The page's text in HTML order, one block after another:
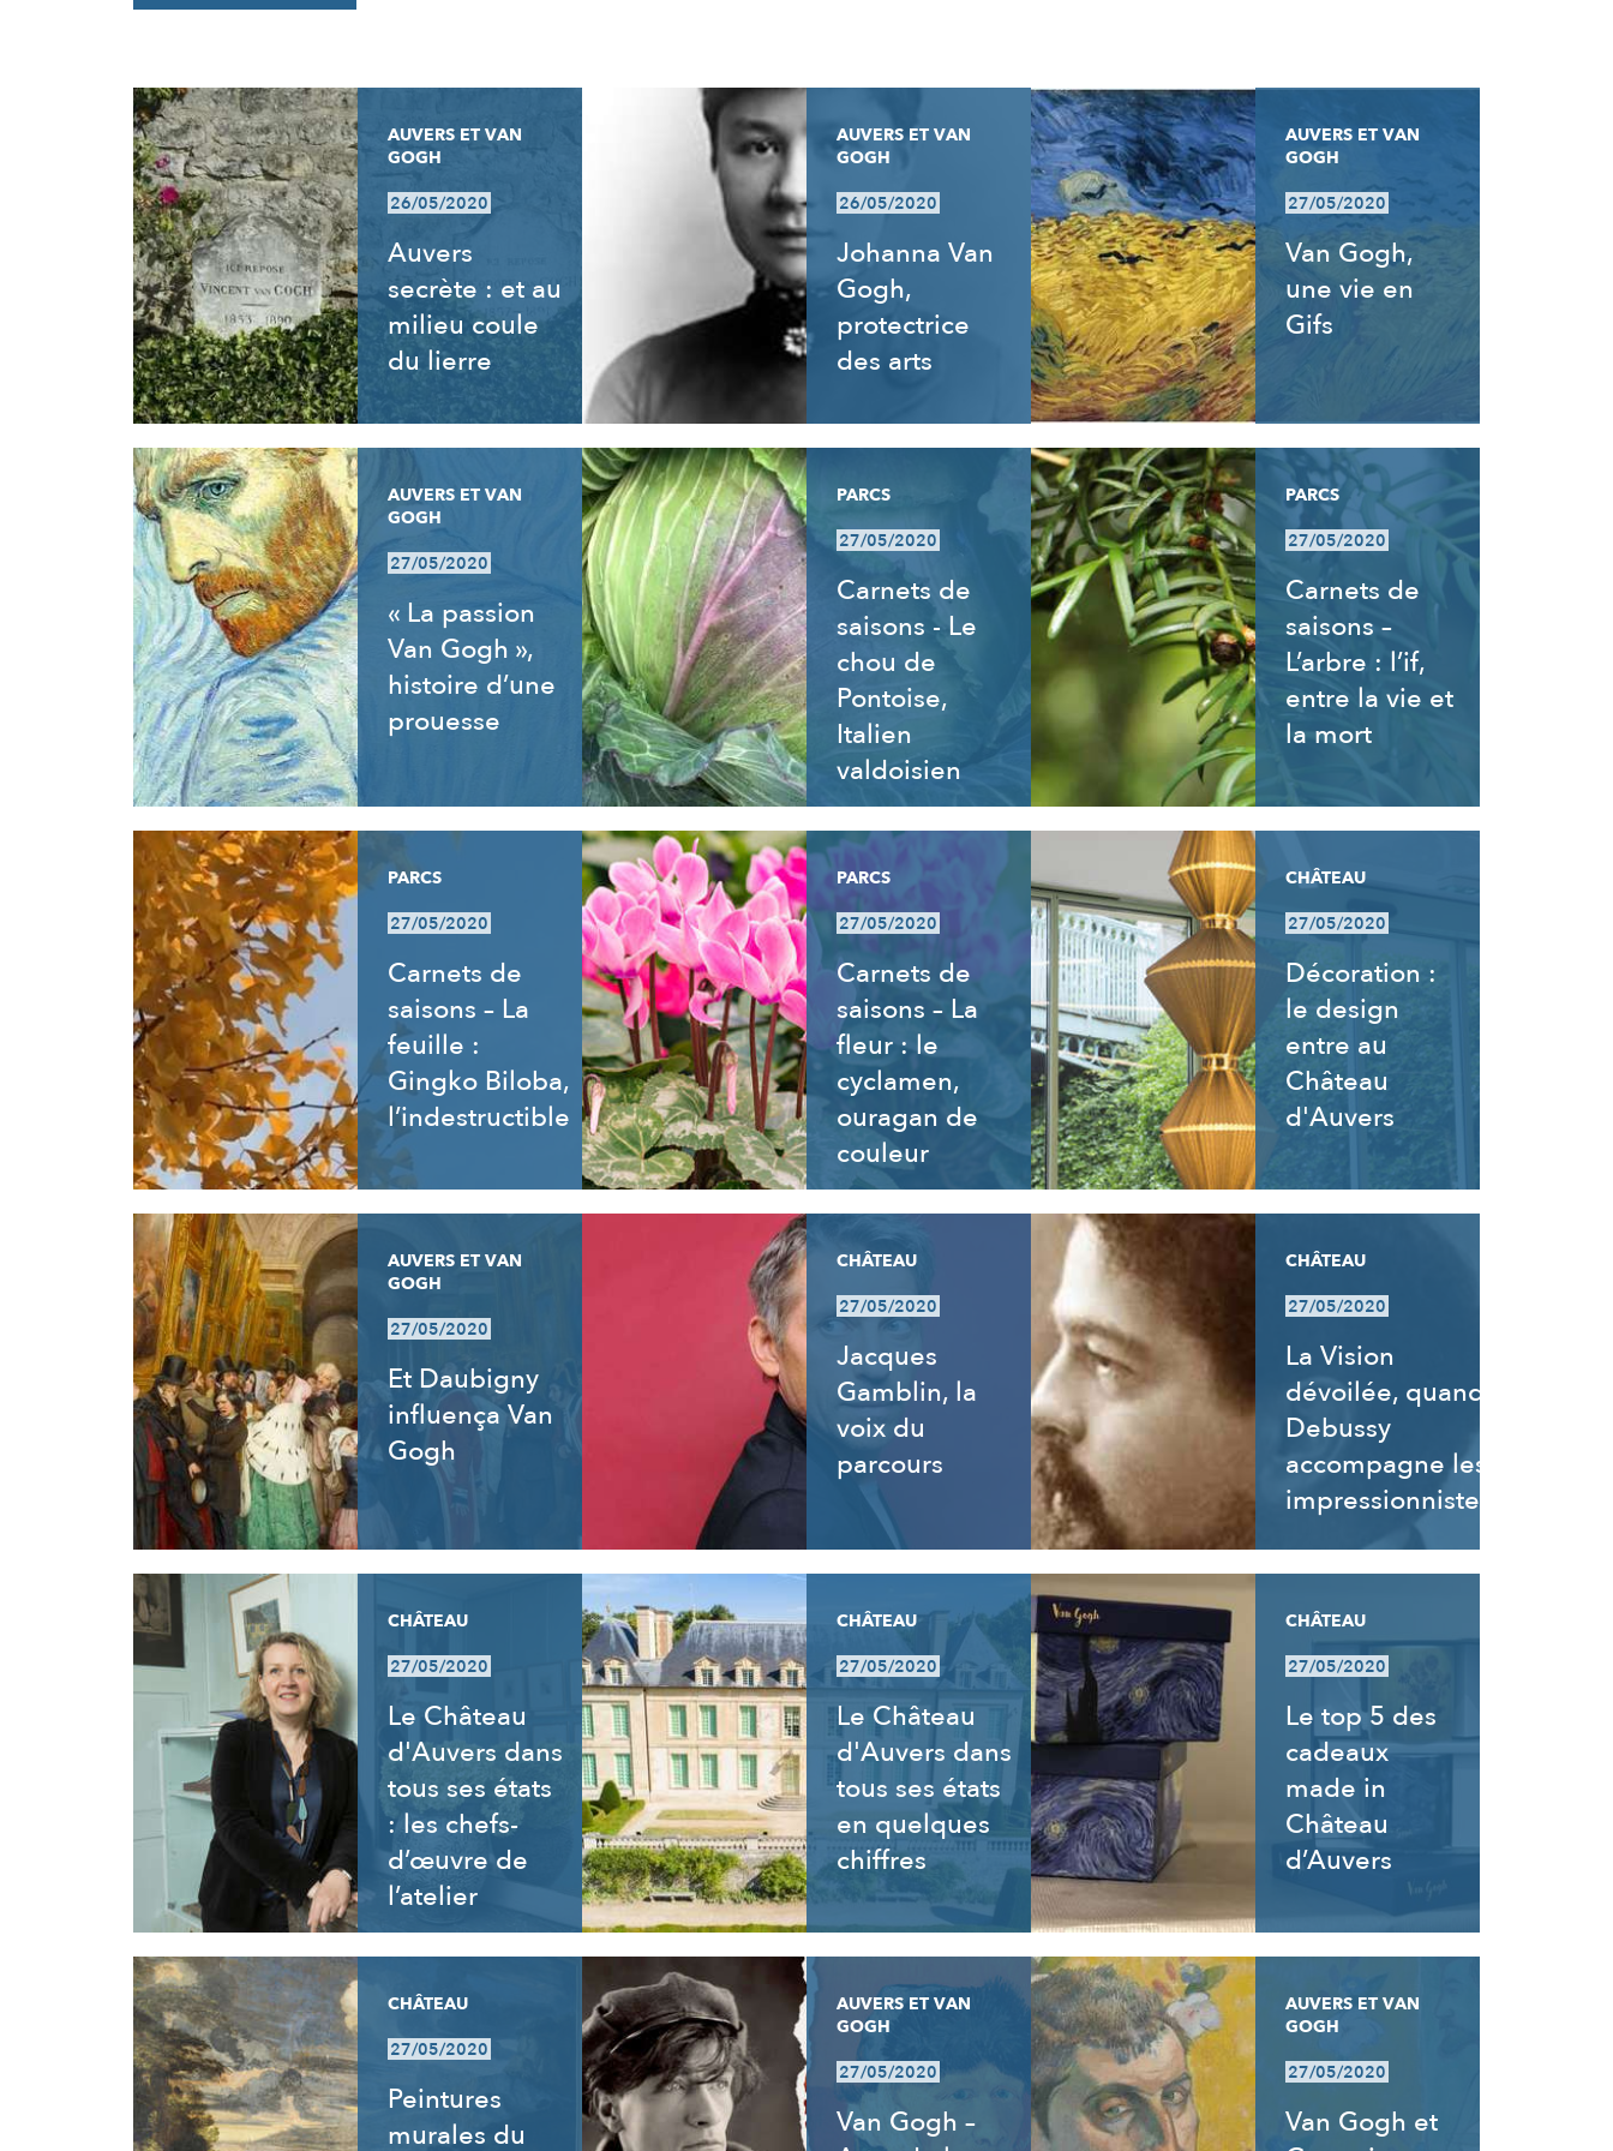
RÉSULTATS
AUVERS ET VAN
GOGH
26/05/2020
Auvers
secrète : et au
milieu coule
du lierre
AUVERS ET VAN
GOGH
26/05/2020
Johanna Van
Gogh,
protectrice
des arts
AUVERS ET VAN
GOGH
27/05/2020
Van Gogh,
une vie en
Gifs
AUVERS ET VAN
GOGH
27/05/2020
« La passion
Van Gogh »,
histoire d’une
prouesse
PARCS
27/05/2020
Carnets de
saisons - Le
chou de
Pontoise,
Italien
valdoisien
PARCS
27/05/2020
Carnets de
saisons –
L’arbre : l’if,
entre la vie et
la mort
PARCS
27/05/2020
Carnets de
saisons – La
feuille :
Gingko Biloba,
l’indestructible
PARCS
27/05/2020
Carnets de
saisons – La
fleur : le
cyclamen,
ouragan de
couleur
CHÂTEAU
27/05/2020
Décoration :
le design
entre au
Château
d'Auvers
AUVERS ET VAN
GOGH
27/05/2020
Et Daubigny
influença Van
Gogh
CHÂTEAU
27/05/2020
Jacques
Gamblin, la
voix du
parcours
CHÂTEAU
27/05/2020
La Vision
dévoilée, quand
Debussy
accompagne les
impressionnistes
CHÂTEAU
27/05/2020
Le Château
d'Auvers dans
tous ses états
: les chefs-
d’œuvre de
l’atelier
CHÂTEAU
27/05/2020
Le Château
d'Auvers dans
tous ses états
en quelques
chiffres
CHÂTEAU
27/05/2020
Le top 5 des
cadeaux
made in
Château
d’Auvers
CHÂTEAU
27/05/2020
Peintures
murales du
AUVERS ET VAN
GOGH
27/05/2020
Van Gogh –
AUVERS ET VAN
GOGH
27/05/2020
Van Gogh et